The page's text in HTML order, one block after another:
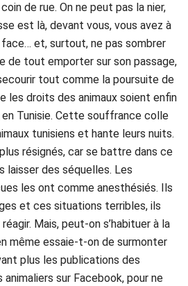
de rue. On ne peut pas la nier,
est là, devant vous, vous avez à
et, surtout, ne pas sombrer
de tout emporter sur son passage,
tout comme la poursuite de
les droits des animaux soient enfin
en Tunisie. Cette souffrance colle
tunisiens et hante leurs nuits.
résignés, car se battre dans ce
laisser des séquelles. Les
les ont comme anesthésiés. Ils
et ces situations terribles, ils
Mais, peut-on s’habituer à la
même essaie-t-on de surmonter
plus les publications des
sur Facebook, pour ne